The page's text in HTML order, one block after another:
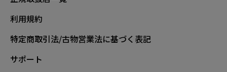
利用規約
特定商取引法/古物営業法に基づく表記
サポート